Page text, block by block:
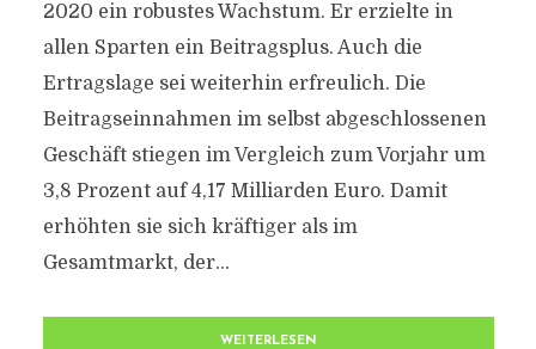
2020 ein robustes Wachstum. Er erzielte in
allen Sparten ein Beitragsplus. Auch die
Ertragslage sei weiterhin erfreulich. Die
Beitragseinnahmen im selbst abgeschlossenen
Geschäft stiegen im Vergleich zum Vorjahr um
3,8 Prozent auf 4,17 Milliarden Euro. Damit
erhöhten sie sich kräftiger als im
Gesamtmarkt, der...
WEITERLESEN